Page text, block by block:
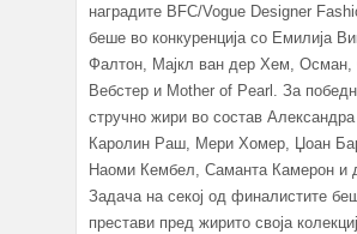
наградите BFC/Vogue Designer
беше во конкуренција со Емилија
Фалтон, Мајкл ван дер Хем, Осман,
Вебстер и Mother of Pearl. За
стручно жири во состав
Каролин Раш, Мери Хомер, Џоан
Наоми Кембел, Саманта Камерон и
Задача на секој од финалистите
престави пред жирито своја